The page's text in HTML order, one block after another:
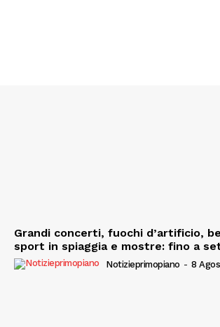
Grandi concerti, fuochi d’artificio,
sport in spiaggia e mostre: fino a
Notizieprimopiano - 8